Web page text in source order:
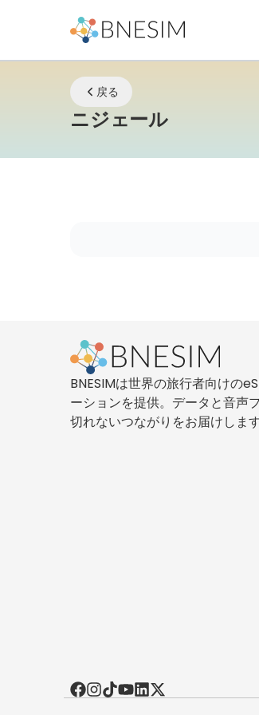
戻る
ニジェールeSIM | ど
BNESIMは世界の旅行者向けの
ーションを提供。データと音声
切れないつながりをお届けします